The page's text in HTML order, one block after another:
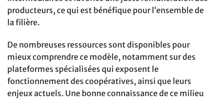
producteurs, ce qui est bénéfique pour l’ensemble de
la filière.
De nombreuses ressources sont disponibles pour
mieux comprendre ce modèle, notamment sur des
plateformes spécialisées qui exposent le
fonctionnement des coopératives, ainsi que leurs
enjeux actuels. Une bonne connaissance de ce milieu